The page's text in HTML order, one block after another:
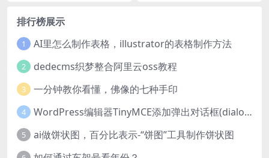
排行榜展示
1 AI里怎么制作表格，illustrator的表格制作方法
2 dedecms织梦整合阿里云oss教程
3 一分钟教你看懂，佛像的七种手印
4 WordPress编辑器TinyMCE添加弹出对话框(dialog)按钮的方法
5 ai做饼状图，百分比表示-“饼图”工具制作饼状图